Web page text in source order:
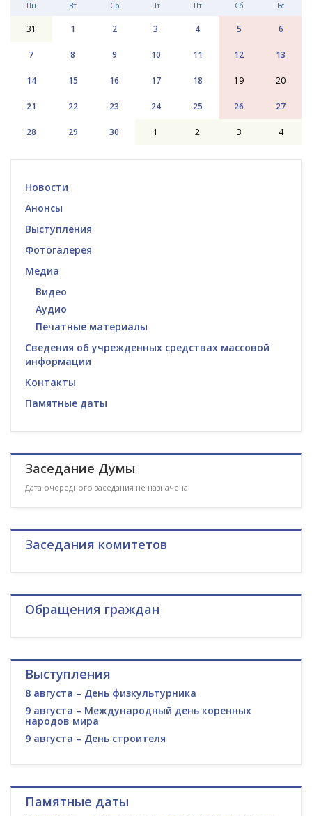
Пн Вт Ср Чт Пт Сб Вс
31 1 2 3 4 5 6
7 8 9 10 11 12 13
14 15 16 17 18 19 20
21 22 23 24 25 26 27
28 29 30 1 2 3 4
Новости
Анонсы
Выступления
Фотогалерея
Медиа
Видео
Аудио
Печатные материалы
Сведения об учрежденных средствах массовой
информации
Контакты
Памятные даты
Заседание Думы
Дата очередного заседания не назначена
Заседания комитетов
Обращения граждан
Выступления
8 августа – День физкультурника
9 августа – Международный день коренных
народов мира
9 августа – День строителя
Памятные даты